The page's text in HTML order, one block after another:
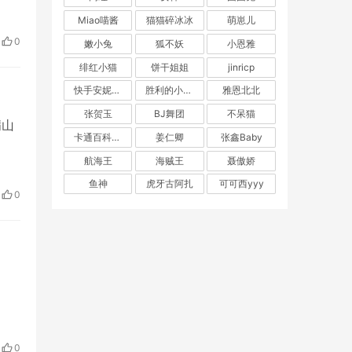
0
0
0
Miao喵酱
猫猫碎冰冰
萌崽儿
嫩小兔
狐不妖
小恩雅
绯红小猫
饼干姐姐
jinricp
快手安妮朵朵
胜利的小生活
雅恩北北
张贺玉
BJ舞团
不呆猫
卡通百科老王
姜仁卿
张鑫Baby
航海王
海贼王
聂傲娇
鱼神
虎牙古阿扎 可可西yyy